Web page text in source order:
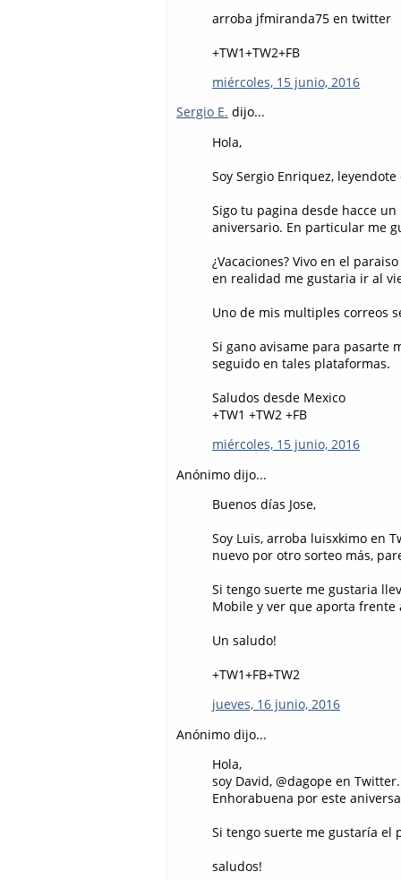
arroba jfmiranda75 en twitter
+TW1+TW2+FB
miércoles, 15 junio, 2016
Sergio E. dijo...
Hola,
Soy Sergio Enriquez,
Sigo tu pagina desde hacce
aniversario. En particular me
¿Vacaciones? Vivo en el
en realidad me gustaria ir al
Uno de mis multiples correos
Si gano avisame para pasarte
seguido en tales plataformas.
Saludos desde Mexico
+TW1 +TW2 +FB
miércoles, 15 junio, 2016
Anónimo dijo...
Buenos días Jose,
Soy Luis, arroba luisxkimo en
nuevo por otro sorteo más,
Si tengo suerte me gustaria
Mobile y ver que aporta
Un saludo!
+TW1+FB+TW2
jueves, 16 junio, 2016
Anónimo dijo...
Hola,
soy David, @dagope en Twitter.
Enhorabuena por este
Si tengo suerte me gustaría el
saludos!